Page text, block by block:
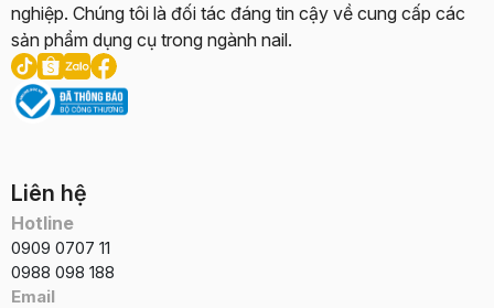
nghiệp. Chúng tôi là đối tác đáng tin cậy về cung cấp các
sản phẩm dụng cụ trong ngành nail.
Liên hệ
Hotline
0909 0707 11
0988 098 188
Email